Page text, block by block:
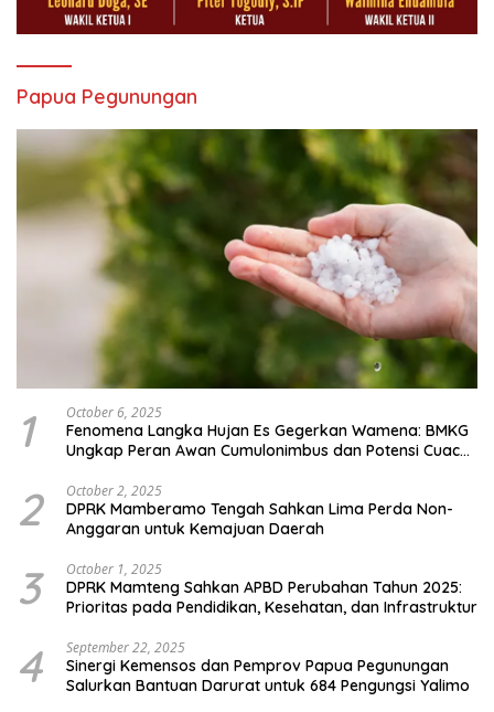
Papua Pegunungan
1 October 6, 2025
Fenomena Langka Hujan Es Gegerkan Wamena: BMKG
Ungkap Peran Awan Cumulonimbus dan Potensi Cuaca
2 October 2, 2025
DPRK Mamberamo Tengah Sahkan Lima Perda Non-
Anggaran untuk Kemajuan Daerah
3 October 1, 2025
DPRK Mamteng Sahkan APBD Perubahan Tahun 2025:
Prioritas pada Pendidikan, Kesehatan, dan Infrastruktur
4 September 22, 2025
Sinergi Kemensos dan Pemprov Papua Pegunungan
Salurkan Bantuan Darurat untuk 684 Pengungsi Yalimo